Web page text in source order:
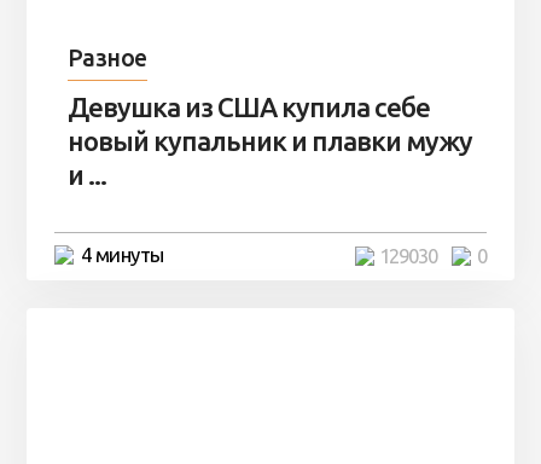
Разное
Девушка из США купила себе
новый купальник и плавки мужу
и ...
4 минуты 0
129030